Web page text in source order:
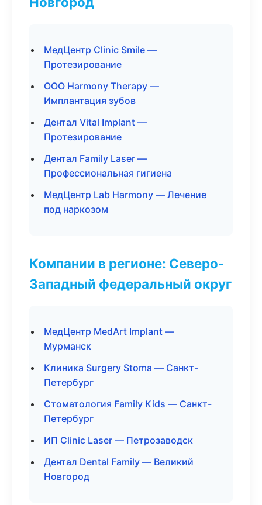
МедЦентр Clinic Smile —
Протезирование
ООО Harmony Therapy —
Имплантация зубов
Дентал Vital Implant —
Протезирование
Дентал Family Laser —
Профессиональная гигиена
МедЦентр Lab Harmony — Лечение
под наркозом
Компании в регионе: Северо-
Западный федеральный округ
МедЦентр MedArt Implant —
Мурманск
Клиника Surgery Stoma — Санкт-
Петербург
Стоматология Family Kids — Санкт-
Петербург
ИП Clinic Laser — Петрозаводск
Дентал Dental Family — Великий
Новгород